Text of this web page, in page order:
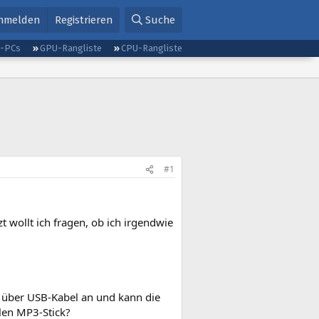
Registrieren Suche
PCs GPU-Rangliste CPU-Rangliste
#1
wollt ich fragen, ob ich irgendwie
USB-Kabel an und kann die
MP3-Stick?